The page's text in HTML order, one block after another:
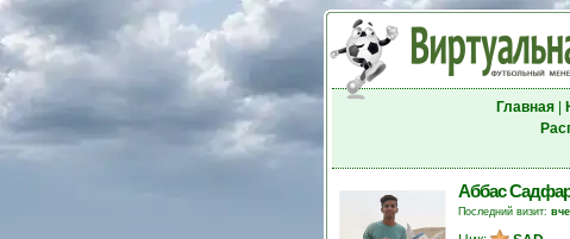
Главная|
Аббас
Последний визит: